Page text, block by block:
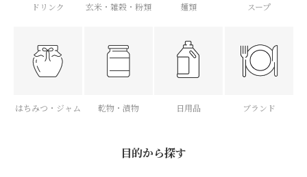
ドリンク 玄米・雑穀・粉類 麺類 スープ
はちみつ・ジャム 乾物・漬物 日用品 ブランド
目的から探す